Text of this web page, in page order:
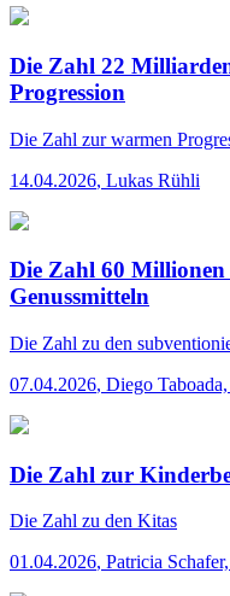
Die Zahl 22
Progression
Die Zahl zur warmen
14.04.2026, Lukas Rühli
Die Zahl 60
Genussmitteln
Die Zahl zu den
07.04.2026, Diego
Die Zahl zur
Die Zahl zu den Kitas
01.04.2026, Patricia